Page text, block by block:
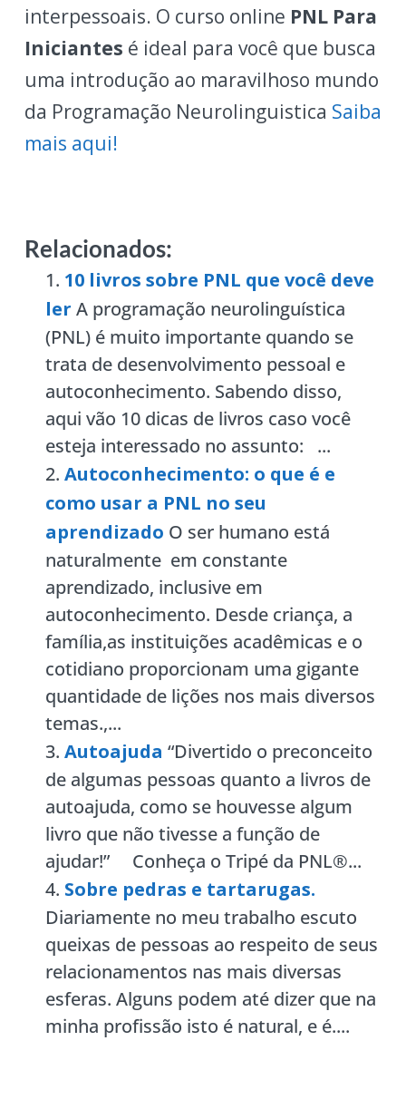
interpessoais. O curso online PNL Para
Iniciantes é ideal para você que busca
uma introdução ao maravilhoso mundo
da Programação Neurolinguistica Saiba
mais aqui!
Relacionados:
10 livros sobre PNL que você deve
ler A programação neurolinguística
(PNL) é muito importante quando se
trata de desenvolvimento pessoal e
autoconhecimento. Sabendo disso,
aqui vão 10 dicas de livros caso você
esteja interessado no assunto: ...
Autoconhecimento: o que é e
como usar a PNL no seu
aprendizado O ser humano está
naturalmente em constante
aprendizado, inclusive em
autoconhecimento. Desde criança, a
família,as instituições acadêmicas e o
cotidiano proporcionam uma gigante
quantidade de lições nos mais diversos
temas.,...
Autoajuda “Divertido o preconceito
de algumas pessoas quanto a livros de
autoajuda, como se houvesse algum
livro que não tivesse a função de
ajudar!” Conheça o Tripé da PNL®...
Sobre pedras e tartarugas.
Diariamente no meu trabalho escuto
queixas de pessoas ao respeito de seus
relacionamentos nas mais diversas
esferas. Alguns podem até dizer que na
minha profissão isto é natural, e é....